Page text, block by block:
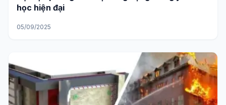
học hiện đại
05/09/2025